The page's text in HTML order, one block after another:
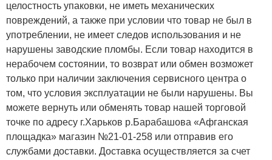
целостность упаковки, не иметь механических
повреждений, а также при условии что товар не был в
употреблении, не имеет следов использования и не
нарушены заводские пломбы. Если товар находится в
нерабочем состоянии, то возврат или обмен возможет
только при наличии заключения сервисного центра о
том, что условия эксплуатации не были нарушены. Вы
можете вернуть или обменять товар нашей торговой
точке по адресу г.Харьков р.Барабашова «Афганская
площадка» магазин №21-01-258 или отправив его
службами доставки. Доставка осуществляется за счет